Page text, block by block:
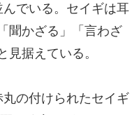
でいる。セイギは耳
聞かざる」「言わざ
据えている。
の付けられたセイギ